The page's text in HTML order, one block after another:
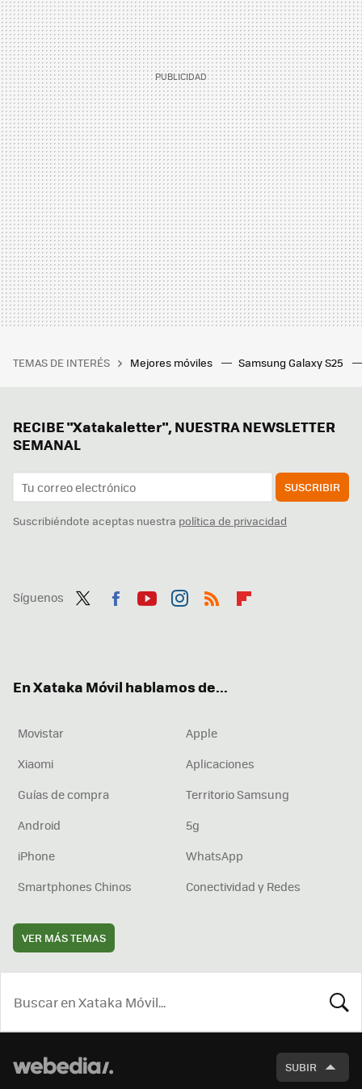
TEMAS DE INTERÉS Mejores móviles Samsung Galaxy S25
RECIBE "Xatakaletter", NUESTRA NEWSLETTER
SEMANAL
SUSCRIBIR
Suscribiéndote aceptas nuestra política de privacidad
Síguenos
En Xataka Móvil hablamos de...
Movistar
Apple
Xiaomi
Aplicaciones
Guías de compra
Territorio Samsung
Android
5g
iPhone
WhatsApp
Smartphones Chinos
Conectividad y Redes
VER MÁS TEMAS
SUBIR